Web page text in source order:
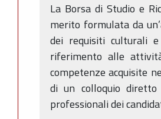
La Borsa di Studio e
merito formulata da
dei requisiti culturali
riferimento alle
competenze acquisite
di un colloquio
professionali dei